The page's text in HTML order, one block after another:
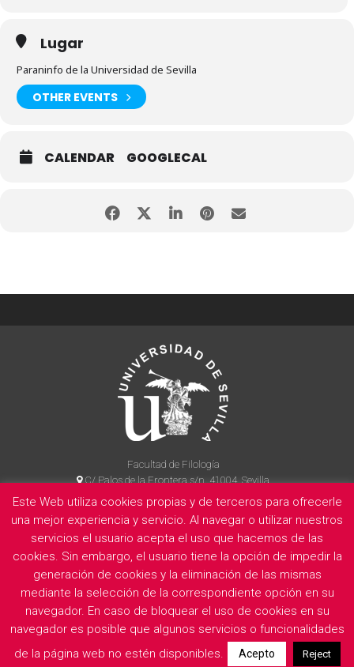
Lugar
Paraninfo de la Universidad de Sevilla
OTHER EVENTS
CALENDAR GOOGLECAL
Facultad de Filología
C/ Palos de la Frontera s/n, 41004, Sevilla
954 55 14 90
La Facultad Información legal Politica de privacidad Cookies
E
Este Web utiliza cookies propias y de terceros para ofrecerle
una mejor experiencia y servicio. Al navegar o utilizar nuestros
servicios el usuario acepta el uso que hacemos de las
cookies. Sin embargo, el usuario tiene la opción de impedir la
generación de cookies y la eliminación de las mismas
mediante la selección de la correspondiente opción en su
navegador. En caso de bloquear el uso de cookies en su
navegador es posible que algunos servicios o funcionalidades
de la página web no estén disponibles.
Acepto Reject